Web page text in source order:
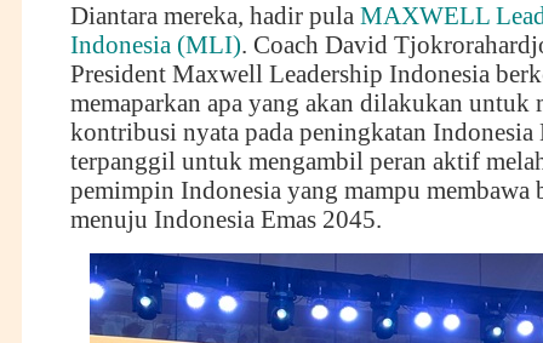
Diantara mereka, hadir pula MAXWELL
Indonesia (MLI). Coach David
President Maxwell Leadership Indonesia
memaparkan apa yang akan dilakukan untuk
kontribusi nyata pada peningkatan
terpanggil untuk mengambil peran aktif
pemimpin Indonesia yang mampu membawa
menuju Indonesia Emas 2045.